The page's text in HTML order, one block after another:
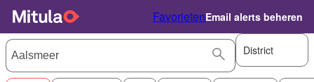
FavorietenEmail alerts beheren
District